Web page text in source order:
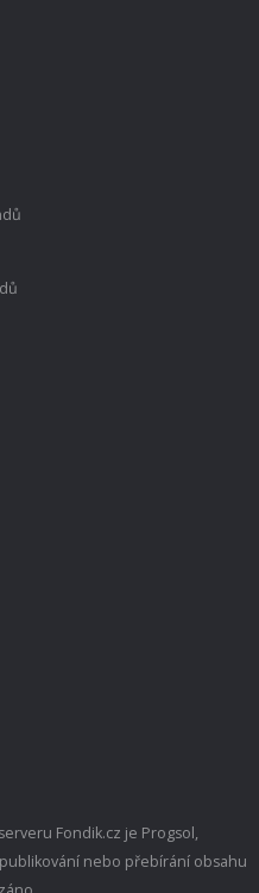
Fondik.cz je Progsol,
nebo přebírání obsahu